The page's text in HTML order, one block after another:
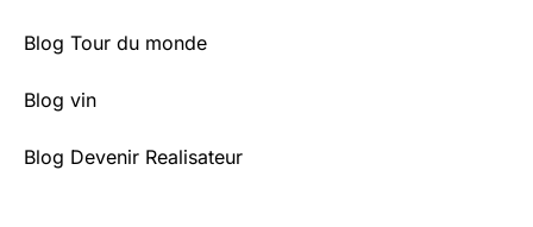
Blog Tour du monde
Blog vin
Blog Devenir Realisateur